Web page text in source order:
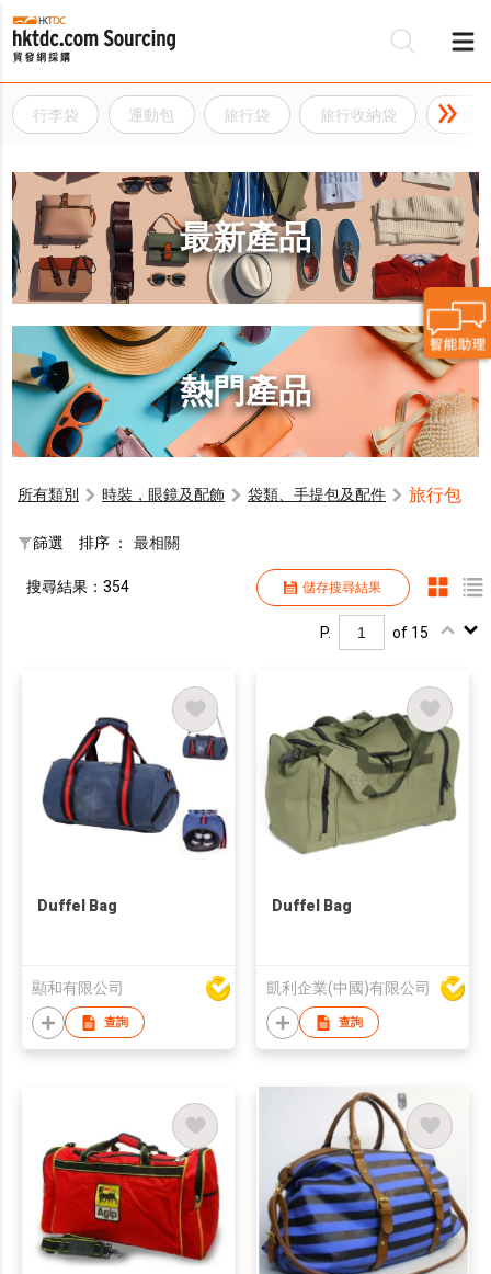
行李袋 運動包 旅行袋 旅行收納袋 手提
最新產品
熱門產品
所有類別 時裝，眼鏡及配飾 袋類、手提包及配件 旅行包
篩選 排序 ： 最相關
儲存搜尋結果
搜尋結果：354
P. of 15
Duffel Bag
顯和有限公司
查詢
Duffel Bag
凱利企業(中國)有限公司
查詢